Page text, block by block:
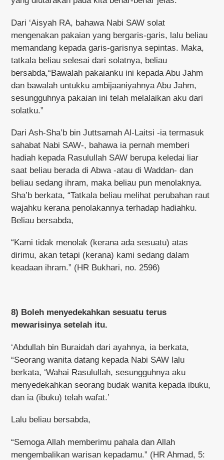
Dari ‘Aisyah RA, bahawa Nabi SAW solat
mengenakan pakaian yang bergaris-garis, lalu beliau
memandang kepada garis-garisnya sepintas. Maka,
tatkala beliau selesai dari solatnya, beliau
bersabda,“Bawalah pakaianku ini kepada Abu Jahm
dan bawalah untukku ambijaaniyahnya Abu Jahm,
sesungguhnya pakaian ini telah melalaikan aku dari
solatku.”
Dari Ash-Sha’b bin Juttsamah Al-Laitsi -ia termasuk
sahabat Nabi SAW-, bahawa ia pernah memberi
hadiah kepada Rasulullah SAW berupa keledai liar
saat beliau berada di Abwa -atau di Waddan- dan
beliau sedang ihram, maka beliau pun menolaknya.
Sha’b berkata, “Tatkala beliau melihat perubahan raut
wajahku kerana penolakannya terhadap hadiahku.
Beliau bersabda,
“Kami tidak menolak (kerana ada sesuatu) atas
dirimu, akan tetapi (kerana) kami sedang dalam
keadaan ihram.” (HR Bukhari, no. 2596)
8) Boleh menyedekahkan sesuatu terus
mewarisinya setelah itu.
‘Abdullah bin Buraidah dari ayahnya, ia berkata,
“Seorang wanita datang kepada Nabi SAW lalu
berkata, ‘Wahai Rasulullah, sesungguhnya aku
menyedekahkan seorang budak wanita kepada ibuku,
dan ia (ibuku) telah wafat.’
Lalu beliau bersabda,
“Semoga Allah memberimu pahala dan Allah
mengembalikan warisan kepadamu.” (HR Ahmad, 5: